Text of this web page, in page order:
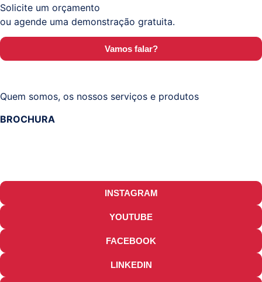
Solicite um orçamento
ou agende uma demonstração gratuita.
Vamos falar?
Quem somos, os nossos serviços e produtos
BROCHURA
INSTAGRAM
YOUTUBE
FACEBOOK
LINKEDIN